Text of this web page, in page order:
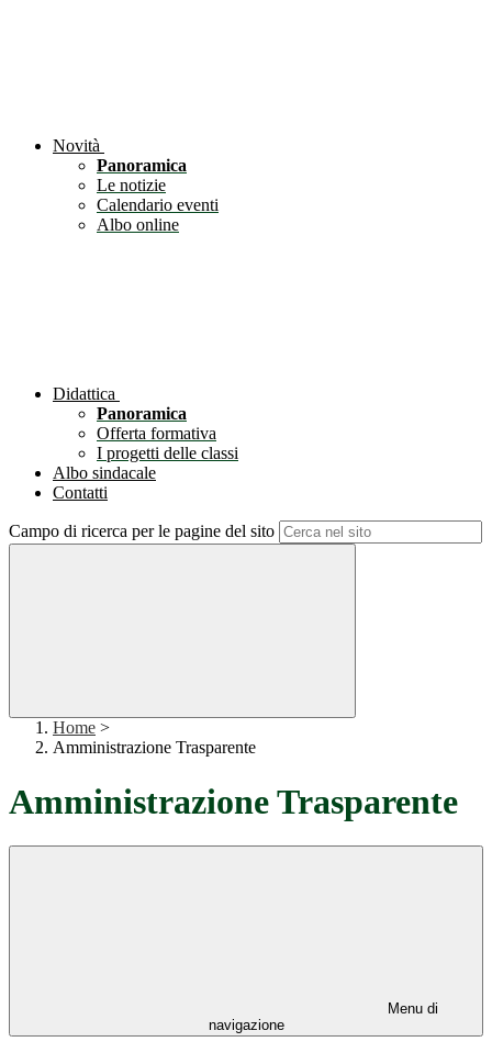
Novità
Panoramica
Le notizie
Calendario eventi
Albo online
Didattica
Panoramica
Offerta formativa
I progetti delle classi
Albo sindacale
Contatti
Campo di ricerca per le pagine del sito
Home >
Amministrazione Trasparente
Amministrazione Trasparente
Menu di
navigazione